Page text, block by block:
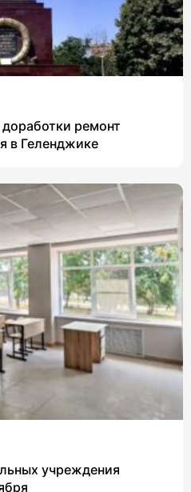
ремонт
в Геленджике
учреждения